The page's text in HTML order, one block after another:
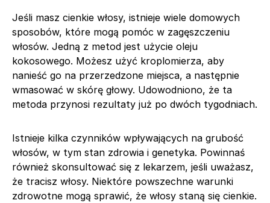
Jeśli masz cienkie włosy, istnieje wiele domowych
sposobów, które mogą pomóc w zagęszczeniu
włosów. Jedną z metod jest użycie oleju
kokosowego. Możesz użyć kroplomierza, aby
nanieść go na przerzedzone miejsca, a następnie
wmasować w skórę głowy. Udowodniono, że ta
metoda przynosi rezultaty już po dwóch tygodniach.
Istnieje kilka czynników wpływających na grubość
włosów, w tym stan zdrowia i genetyka. Powinnaś
również skonsultować się z lekarzem, jeśli uważasz,
że tracisz włosy. Niektóre powszechne warunki
zdrowotne mogą sprawić, że włosy staną się cienkie.